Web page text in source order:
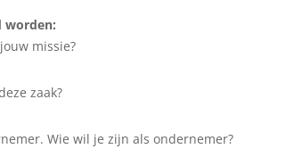
worden:
missie?
zaak?
Wie wil je zijn als ondernemer?